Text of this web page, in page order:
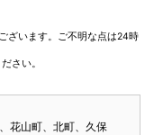
ざいます。ご不明な点は24時
さい。
花山町、北町、久保